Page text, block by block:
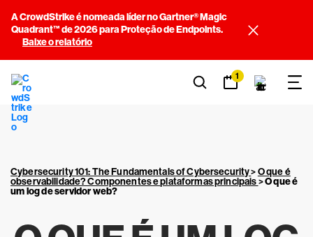
A CrowdStrike é nomeada líder no Gartner® Magic
Quadrant™ de 2026 para Proteção de Endpoints.
Baixe o relatório
1
Cybersecurity 101: The Fundamentals of Cybersecurity>O que é
observabilidade? Componentes e plataformas principais>O que é
um log de servidor web?